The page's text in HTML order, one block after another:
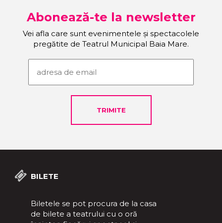
Abonează-te la newsletter
Vei afla care sunt evenimentele și spectacolele
pregătite de Teatrul Municipal Baia Mare.
BILETE
Biletele se pot procura de la casa
de bilete a teatrului cu o oră